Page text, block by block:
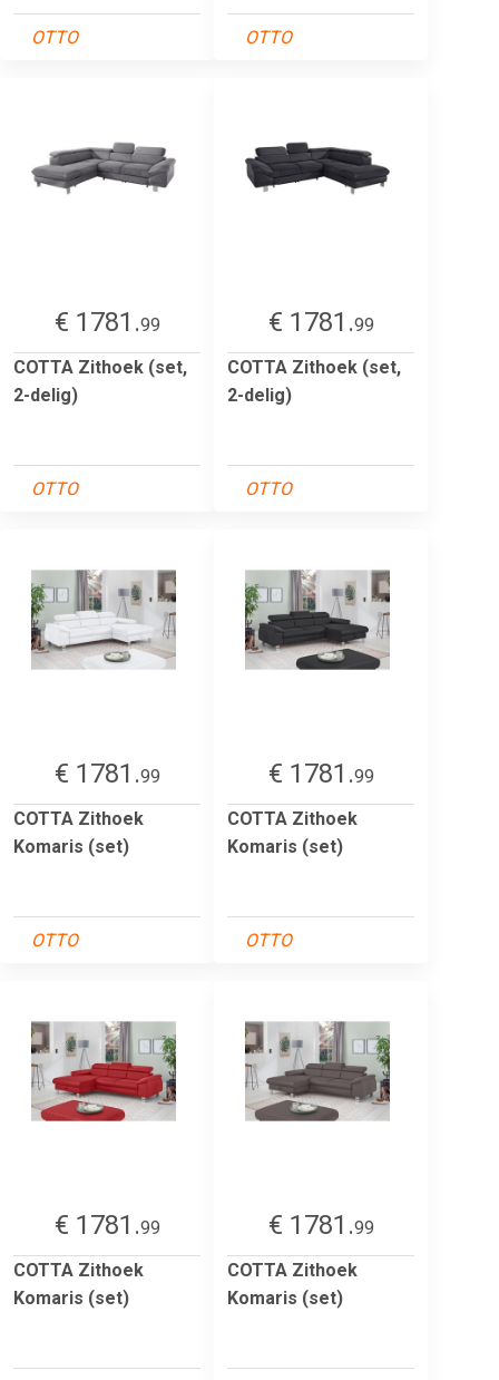
OTTO OTTO
€ 1781.99
COTTA Zithoek (set,
2-delig)
OTTO
€ 1781.99
COTTA Zithoek (set,
2-delig)
OTTO
€ 1781.99
COTTA Zithoek
Komaris (set)
OTTO
€ 1781.99
COTTA Zithoek
Komaris (set)
OTTO
€ 1781.99
COTTA Zithoek
Komaris (set)
€ 1781.99
COTTA Zithoek
Komaris (set)